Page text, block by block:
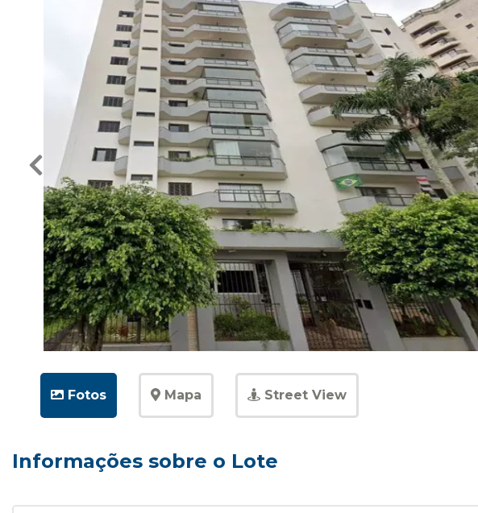
Fotos Mapa Street View
Informações sobre o Lote